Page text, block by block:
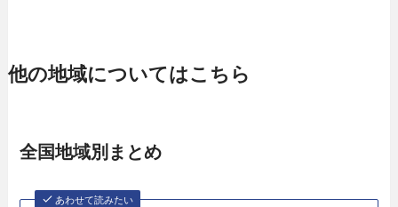
他の地域についてはこちら
全国地域別まとめ
あわせて読みたい